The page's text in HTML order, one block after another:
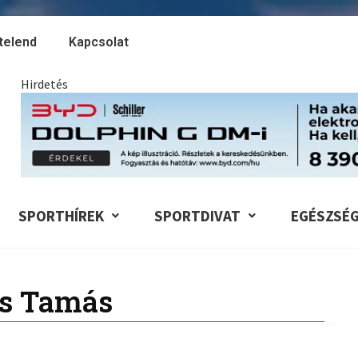
Kapcsolat
Hirdetés
SPORTHÍREK SPORTDIVAT EGÉSZSÉG
Tamás